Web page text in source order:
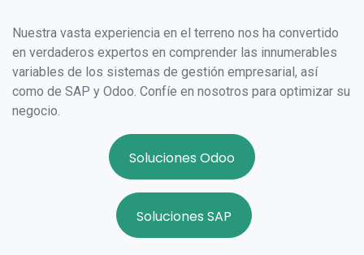
Nuestra vasta experiencia en el terreno nos ha convertido
en verdaderos expertos en comprender las innumerables
variables de los sistemas de gestión empresarial, así
como de SAP y Odoo. Confíe en nosotros para optimizar su
negocio.
Soluciones Odoo
Soluciones SAP